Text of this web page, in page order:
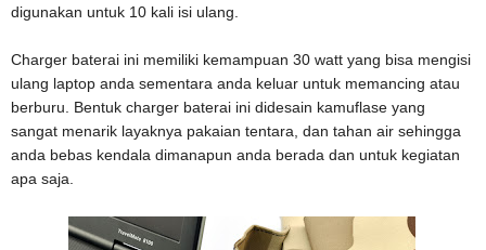
digunakan untuk 10 kali isi ulang.
Charger baterai ini memiliki kemampuan 30 watt yang bisa mengisi
ulang laptop anda sementara anda keluar untuk memancing atau
berburu. Bentuk charger baterai ini didesain kamuflase yang
sangat menarik layaknya pakaian tentara, dan tahan air sehingga
anda bebas kendala dimanapun anda berada dan untuk kegiatan
apa saja.